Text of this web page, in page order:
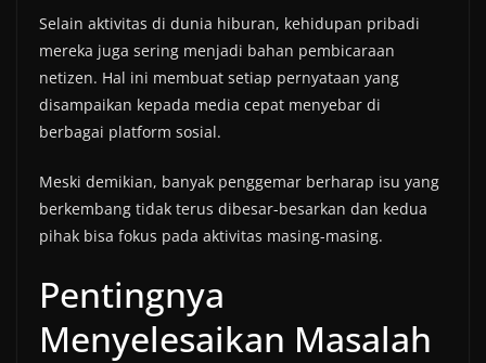
Selain aktivitas di dunia hiburan, kehidupan pribadi
mereka juga sering menjadi bahan pembicaraan
netizen. Hal ini membuat setiap pernyataan yang
disampaikan kepada media cepat menyebar di
berbagai platform sosial.
Meski demikian, banyak penggemar berharap isu yang
berkembang tidak terus dibesar-besarkan dan kedua
pihak bisa fokus pada aktivitas masing-masing.
Pentingnya
Menyelesaikan Masalah